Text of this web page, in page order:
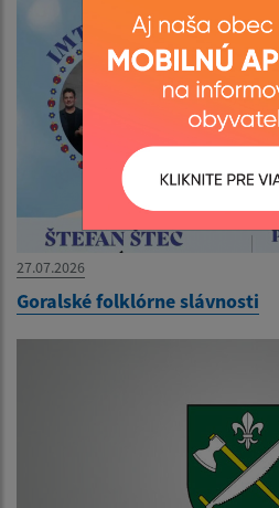
27.07.2026
Goralské folklórne slávnosti